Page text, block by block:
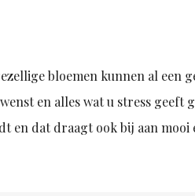
bloemen kunnen al een
en alles wat u stress geeft
en dat draagt ook bij aan mooi